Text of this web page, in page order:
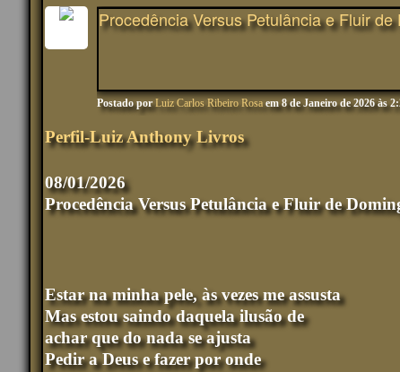
Procedência Versus Petulância e Fluir de
Postado porLuiz Carlos Ribeiro Rosa em 8 de Janeiro de 2026 às
Perfil-Luiz Anthony Livros
08/01/2026
Procedência Versus Petulância e Fluir de
Estar na minha pele, às vezes me assusta
Mas estou saindo daquela ilusão de
achar que do nada se ajusta
Pedir a Deus e fazer por onde